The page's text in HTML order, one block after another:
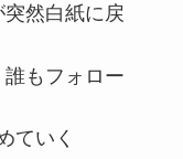
然白紙に戻
もフォロー
ていく